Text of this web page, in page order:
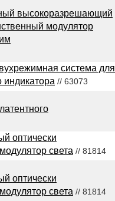
высокоразрешающий
модулятор
система для
индикатора // 63073
оптически
света // 81814
оптически
света // 81814